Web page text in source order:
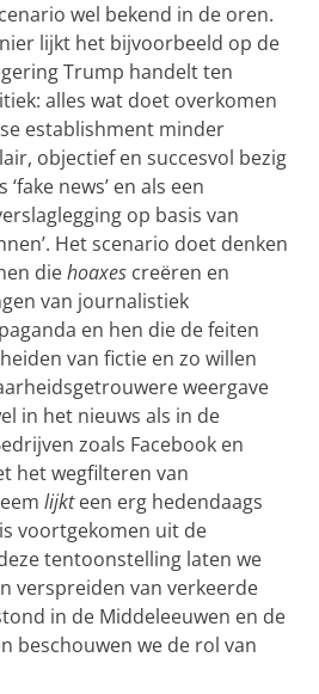
wel bekend in de oren.
lijkt het bijvoorbeeld op de
Trump handelt ten
alles wat doet overkomen
establishment minder
objectief en succesvol bezig
news’ en als een
op basis van
Het scenario doet denken
diehoaxes creëren en
van journalistiek
en hen die de feiten
van fictie en zo willen
weergave
in het nieuws als in de
zoals Facebook en
het wegfilteren van
lijkteen erg hedendaags
voortgekomen uit de
tentoonstelling laten we
verspreiden van verkeerde
in de Middeleeuwen en de
beschouwen we de rol van